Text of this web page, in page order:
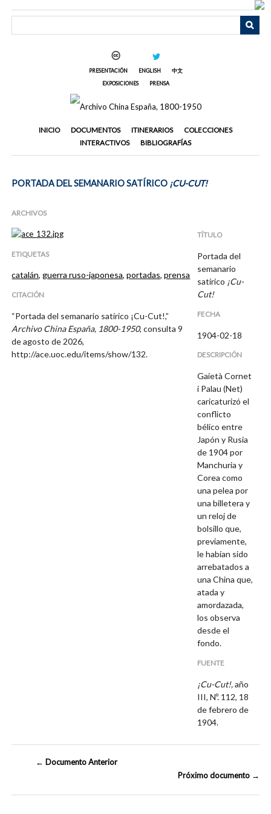
PRESENTACIÓN ENGLISH
中文
EXPOSICIONES
PRENSA
INICIO DOCUMENTOS ITINERARIOS
COLECCIONES
INTERACTIVOS
BIBLIOGRAFÍAS
PORTADA DEL SEMANARIO SATÍRICO ¡CU-CUT!
ARCHIVOS
ETIQUETAS
catalán,guerra ruso-japonesa,portadas,prensa
CITACIÓN
“Portada del semanario satírico ¡Cu-Cut!,”
Archivo China España, 1800-1950, consulta 9
de agosto de 2026,
http://ace.uoc.edu/items/show/132.
TÍTULO
Portada del
semanario
satírico ¡Cu-
Cut!
FECHA
1904-02-18
DESCRIPCIÓN
Gaietà Cornet
i Palau (Net)
caricaturizó el
conflicto
bélico entre
Japón y Rusia
de 1904 por
Manchuria y
Corea como
una pelea por
una billetera y
un reloj de
bolsillo que,
previamente,
le habían sido
arrebatados a
una China que,
atada y
amordazada,
los observa
desde el
fondo.
FUENTE
¡Cu-Cut!,año
III, Nº. 112, 18
de febrero de
1904.
← Documento Anterior
Próximo documento →